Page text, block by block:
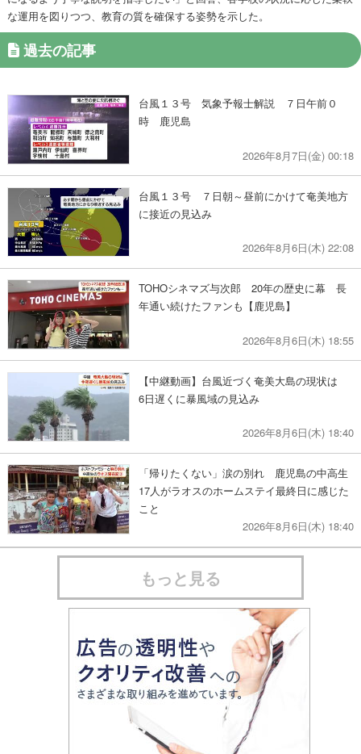
な運用を図りつつ、教育の質を確保する姿勢を示した。
過去の記事
台風１３号 気象予報士解説 ７日午前０
時 鹿児島
2026年8月7日(金) 00:18
台風１３号 ７日朝～昼前にかけて奄美地方
に接近の見込み
2026年8月6日(木) 22:08
TOHOシネマズ与次郎 20年の歴史に幕 長
年通い続けたファンも【鹿児島】
2026年8月6日(木) 18:55
【中継動画】台風近づく奄美大島の現状は
6日遅くに暴風域の見込み
2026年8月6日(木) 18:40
「帰りたくない」涙の別れ 鹿児島の中高生
17人がラオスのホームステイ最終日に感じた
こと
2026年8月6日(木) 18:40
もっと見る